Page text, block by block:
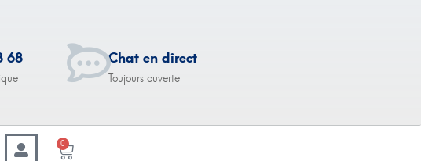
68 Chat en direct
Toujours ouverte
0